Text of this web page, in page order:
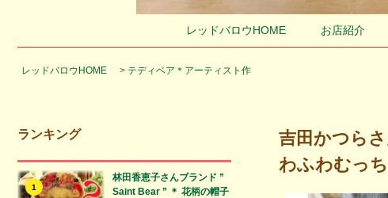
レッドバロウHOME お店紹介
レッドバロウHOME > テディベア＊アーティスト作
ランキング
1
林田香恵子さんブランド ”
Saint Bear ” ＊ 花柄の帽子
吉田かつら
わふわむっ